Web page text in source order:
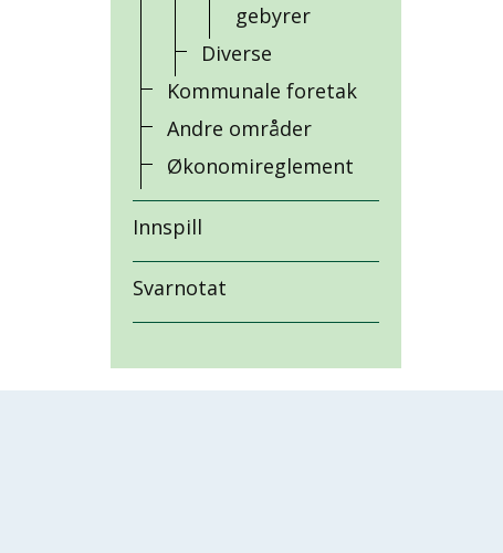
gebyrer
Diverse
Kommunale foretak
Andre områder
Økonomireglement
Innspill
Svarnotat